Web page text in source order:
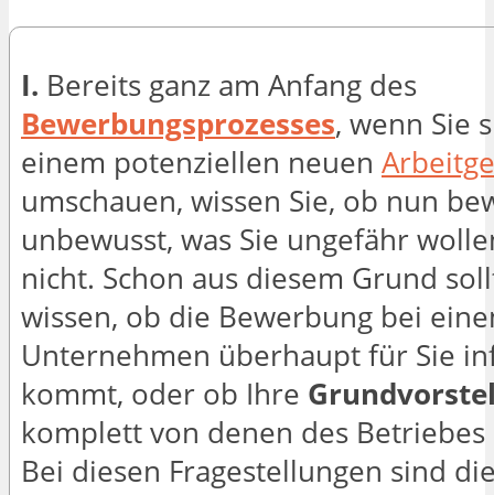
I. Bereits ganz am Anfang des
Bewerbungsprozesses, wenn Sie
einem potenziellen neuen
umschauen, wissen Sie, ob nun
unbewusst, was Sie ungefähr
nicht. Schon aus diesem Grund
wissen, ob die Bewerbung bei
Unternehmen überhaupt für Sie
kommt, oder ob Ihre
komplett von denen des Betriebes
Bei diesen Fragestellungen sind